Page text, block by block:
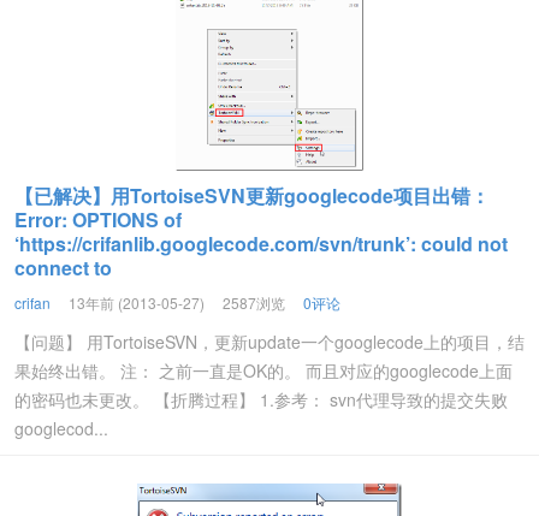
【已解决】用TortoiseSVN更新googlecode项目出错：
Error: OPTIONS of
‘https://crifanlib.googlecode.com/svn/trunk’: could not
connect to
crifan 13年前 (2013-05-27) 2587浏览 0评论
【问题】 用TortoiseSVN，更新update一个googlecode上的项目，结
果始终出错。 注： 之前一直是OK的。 而且对应的googlecode上面
的密码也未更改。 【折腾过程】 1.参考： svn代理导致的提交失败
googlecod...